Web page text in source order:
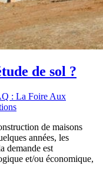
de sol ?
: La Foire Aux
de maisons
années, les
demande est
et/ou économique,